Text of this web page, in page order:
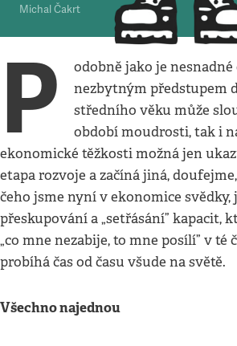
Michal Čakrt
P
odobně jako je
nezbytným předstupem
středního věku může
období moudrosti, tak i
ekonomické těžkosti možná jen
etapa rozvoje a začíná jiná,
čeho jsme nyní v ekonomice
přeskupování a „setřásání” kapacit,
„co mne nezabije, to mne posílí” v té
probíhá čas od času všude na světě.
Všechno najednou